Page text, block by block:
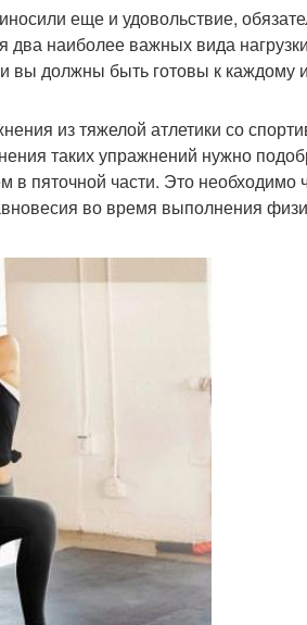
еще и удовольствие,
два наиболее важных вида
вы должны быть готовы к каждому
из тяжелой атлетики со
таких упражнений нужно
в пяточной части. Это необходимо
во время выполнения